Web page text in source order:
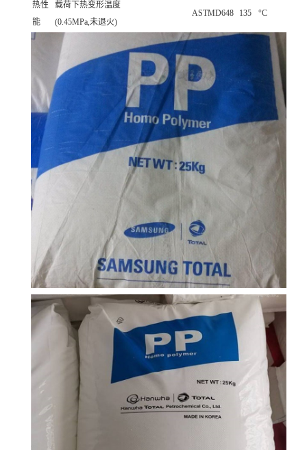
热性
能
载荷下热变形温度
(0.45MPa,未退火)
ASTMD648 135 °C